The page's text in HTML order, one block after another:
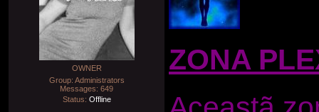
OWNER
Group: Administrators
Messages: 649
Status: Offline
ZONA